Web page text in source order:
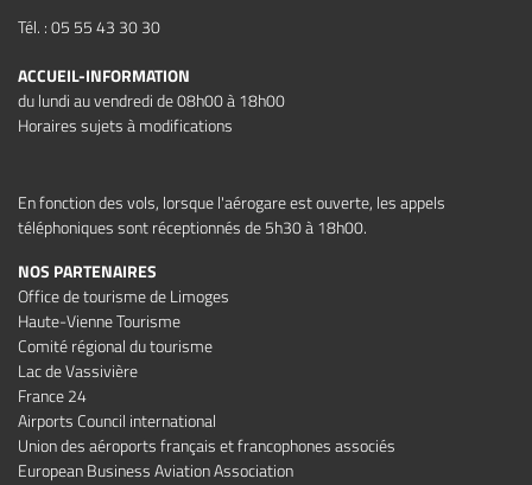
Tél. : 05 55 43 30 30
ACCUEIL-INFORMATION
du lundi au vendredi de 08h00 à 18h00
Horaires sujets à modifications
En fonction des vols, lorsque l'aérogare est ouverte, les appels
téléphoniques sont réceptionnés de 5h30 à 18h00.
NOS PARTENAIRES
Office de tourisme de Limoges
Haute-Vienne Tourisme
Comité régional du tourisme
Lac de Vassivière
France 24
Airports Council international
Union des aéroports français et francophones associés
European Business Aviation Association